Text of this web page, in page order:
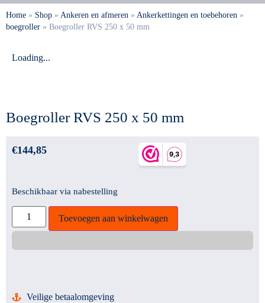
Home » Shop » Ankeren en afmeren » Ankerkettingen en toebehoren »
boegroller » Boegroller RVS 250 x 50 mm
Loading...
Boegroller RVS 250 x 50 mm
€144,85
Beschikbaar via nabestelling
Toevoegen aan winkelwagen
Veilige betaalomgeving